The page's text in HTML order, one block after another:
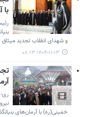
و شهدای انقلاب تجدید میثاق
۱۴۰۴-۱۱-۱۳ ۰۸:۱۳
خمینی(ره) با آرمان‌های